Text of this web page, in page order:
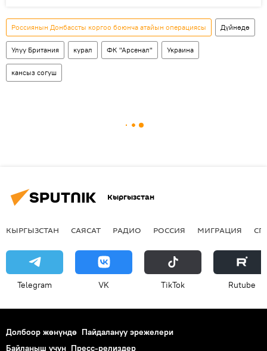
Россиянын Донбассты коргоо боюнча атайын операциясы Дүйнөдө
Улуу Британия курал ФК "Арсенал" Украина
кансыз согуш
Кыргызстан
КЫРГЫЗСТАН САЯСАТ РАДИО РОССИЯ МИГРАЦИЯ
Telegram VK ТikТоk Rutube
Долбоор жөнүндө Пайдалануу эрежелери
Байланыш үчүн Пресс-релиздер